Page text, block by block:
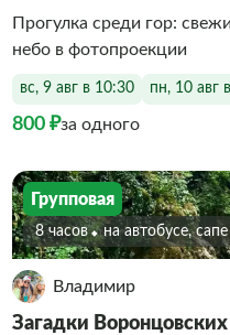
Прогулка среди гор:
небо в фотопроекции
вс, 9 авг в 10:30 пн, 10 авг
800 ₽за одного
Групповая
8 часов На автобусе, сапе
Владимир
Загадки